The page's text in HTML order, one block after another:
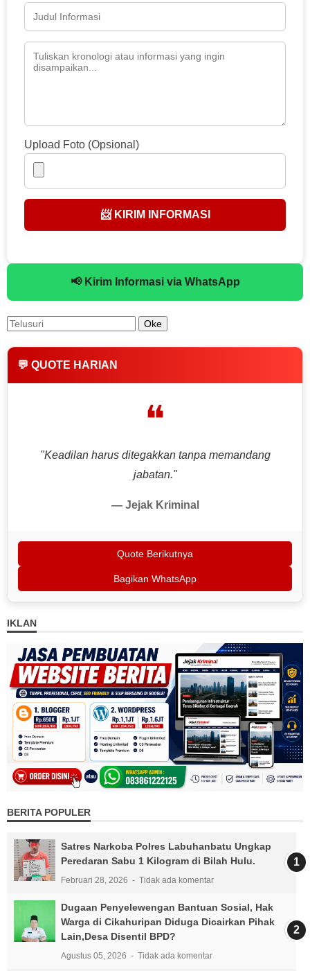
Upload Foto (Opsional)
📨 KIRIM INFORMASI
📢 Kirim Informasi via WhatsApp
💬 QUOTE HARIAN
❝
"Keadilan harus ditegakkan tanpa memandang
jabatan."
— Jejak Kriminal
Quote Berikutnya
Bagikan WhatsApp
IKLAN
BERITA POPULER
Satres Narkoba Polres Labuhanbatu Ungkap
Peredaran Sabu 1 Kilogram di Bilah Hulu.
Februari 28, 2026 Tidak ada komentar
Dugaan Penyelewengan Bantuan Sosial, Hak
Warga di Cikahuripan Diduga Dicairkan Pihak
Lain,Desa Disentil BPD?
Agustus 05, 2026 Tidak ada komentar